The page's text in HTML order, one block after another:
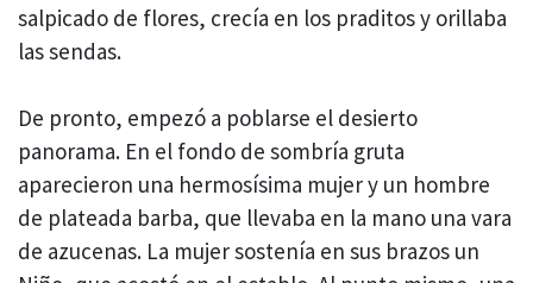
salpicado de flores, crecía en los praditos y orillaba
las sendas.
De pronto, empezó a poblarse el desierto
panorama. En el fondo de sombría gruta
aparecieron una hermosísima mujer y un hombre
de plateada barba, que llevaba en la mano una vara
de azucenas. La mujer sostenía en sus brazos un